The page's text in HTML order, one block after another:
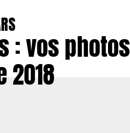
: vos photos
2018